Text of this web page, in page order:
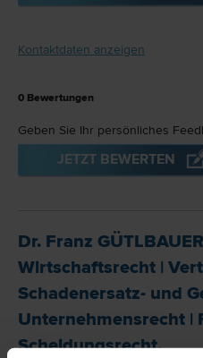
Kontaktdaten anzeigen
0 Bewertungen
Geben Sie Ihr persönliches
JETZT BEWERTEN
Dr. Franz
Wirtschafts­recht |
Schadenersatz- und
Unternehmens­recht |
Scheidungs­recht.